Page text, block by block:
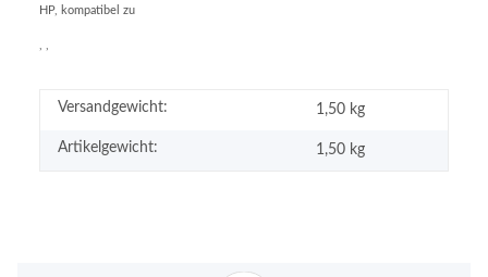
HP, kompatibel zu
Versandgewicht: 1,50 kg
Artikelgewicht: 1,50 kg